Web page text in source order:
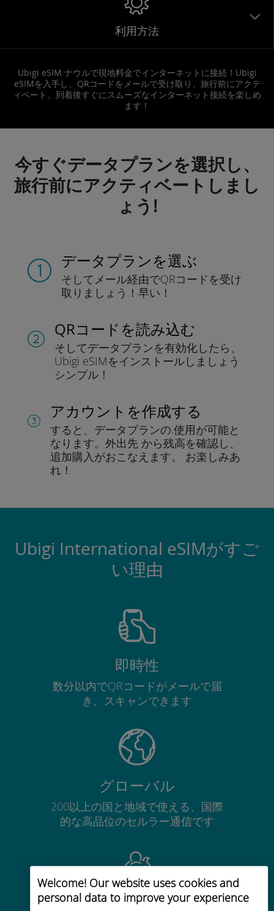
Welcome! Our website uses cookies and
personal data to improve your experience
利用方法
Ubigi eSIM ナウルで現地料金でインターネットに接続！Ubigi
eSIMを入手し、QRコードをメールで受け取り、旅行前にアクテ
ィベート。到着後すぐにスムーズなインターネット接続を楽しめ
ます！
今すぐデータプランを選択し、
旅行前にアクティベートしまし
ょう!
データプランを選ぶ
そしてメール経由でQRコードを受け
取りましょう！早い！
QRコードを読み込む
そしてデータプランを有効化したら、
Ubigi eSIMをインストールしま しょう
シンプル！
アカウントを作成する
すると、データプランの.使用が可能と
なります。 外出先 から残高を確認し、
追加購入がおこなえます。
お楽しみあ
れ！
Ubigi International eSIMがすご
い理由
即時性
数分以内でQRコードがメールで届
き、スキャンできます
グローバル
200以上の国と地域で使える、国際
的な高品位のセルラー通信です
コストパフォーマンス